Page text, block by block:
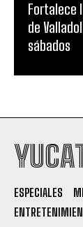
Fortalece
de
sábados
ESPECIALES